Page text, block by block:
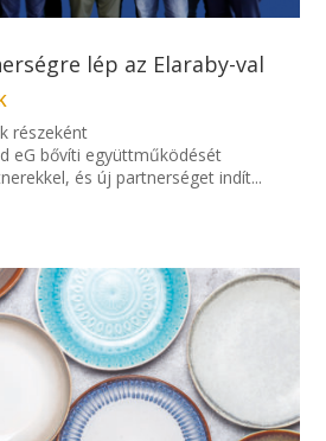
lép az Elaraby-val
részeként
eG bővíti együttműködését
és új partnerséget indít...